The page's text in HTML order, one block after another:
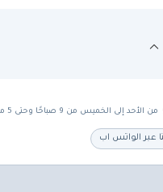
من الأحد إلى الخميس من 9 صباحًا وحتى 5 مساءً
عبر الواتس اب